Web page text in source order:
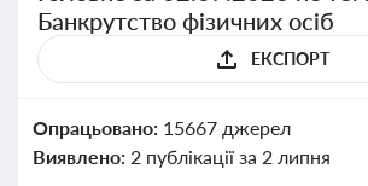
Банкрутство фізичних осіб
ЕКСПОРТ
Опрацьовано: 15667 джерел
Виявлено: 2 публікації за 2 липня